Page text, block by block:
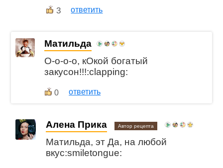
3 ответить
Матильда
О-о-о-о, кОкой богатый
закусон!!!:clapping:
0 ответить
Алена Прика Автор рецепта
Матильда, эт Да, на любой
вкус:smiletongue: